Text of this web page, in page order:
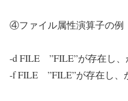
④ファイル属性演算子の例
-d FILE ”FILE”が存在し、
-f FILE ”FILE”が存在し、